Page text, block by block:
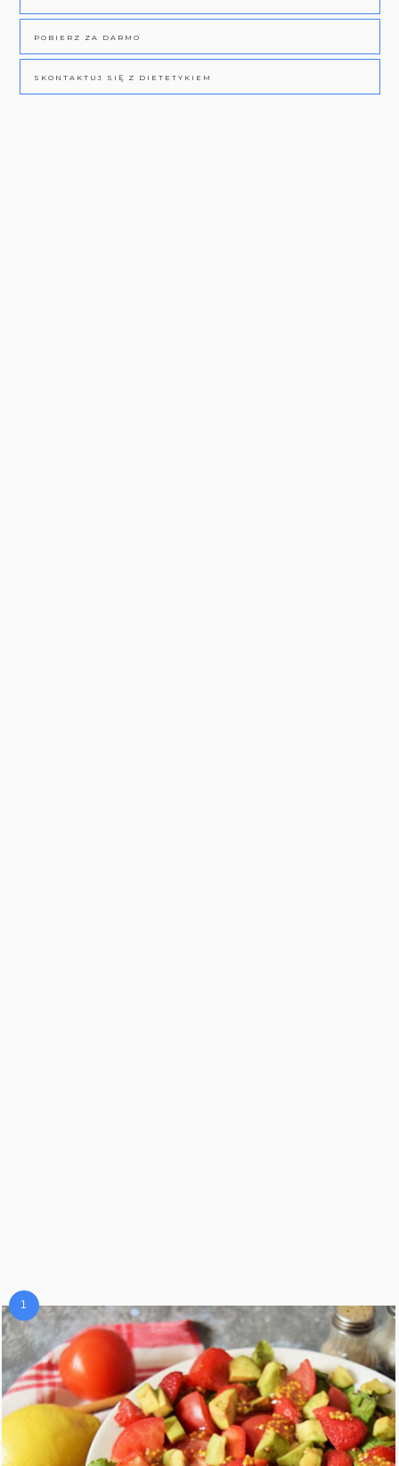
POBIERZ ZA DARMO
SKONTAKTUJ SIĘ Z DIETETYKIEM